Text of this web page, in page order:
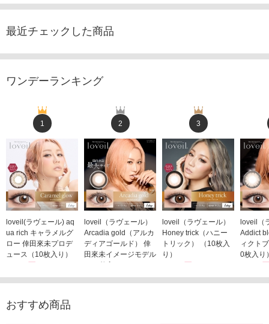
最近チェックした商品
ワンデーランキング
1
loveil(ラヴェール) aq
ua rich キャラメルグ
ロー 倖田來未プロデ
ュース（10枚入り）
2
loveil（ラヴェール）
Arcadia gold（アルカ
ディアゴールド） 倖
田來未イメージモデル
（10枚入り）
1,760円(税込)
3
loveil（ラヴェール）
Honey trick（ハニー
トリック） （10枚入
り）
loveil（
Addict
ィクト
0枚入り
おすすめ商品